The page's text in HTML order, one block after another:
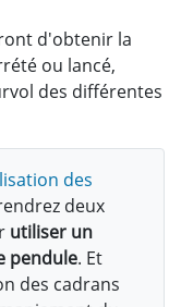
d'obtenir la
ou lancé,
des différentes
des
deux
utiliser un
pendule. Et
des cadrans